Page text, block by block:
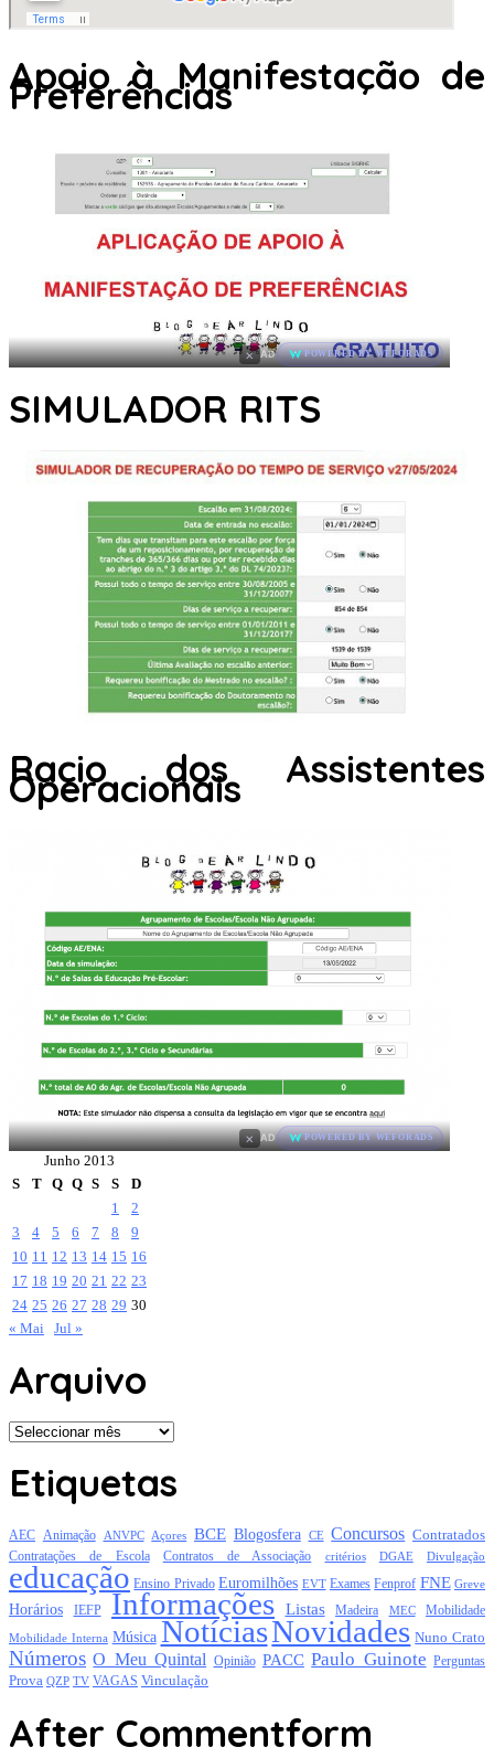
Apoio à Manifestação de
Preferências
× AD POWERED BY WEFORADS
SIMULADOR RITS
Racio dos Assistentes
Operacionais
× AD POWERED BY WEFORADS
Junho 2013
S
T Q Q S S
D
1
2
3
4 5 6 7 8
9
10 11 12 13 14 15 16
17 18 19 20 21 22 23
24 25 26 27 28 29 30
« Mai Jul »
Arquivo
Arquivo
Etiquetas
AEC Animação ANVPC Açores BCE Blogosfera CE Concursos Contratados
Contratações de Escola Contratos de Associação critérios DGAE Divulgação
educação Ensino Privado Euromilhões EVT Exames Fenprof FNE Greve
Horários IEFP Informações Listas Madeira MEC Mobilidade
Mobilidade Interna Música NotíciasNovidades Nuno Crato
Números O Meu Quintal Opinião PACC Paulo Guinote Perguntas
Prova QZP TV VAGAS Vinculação
After Commentform